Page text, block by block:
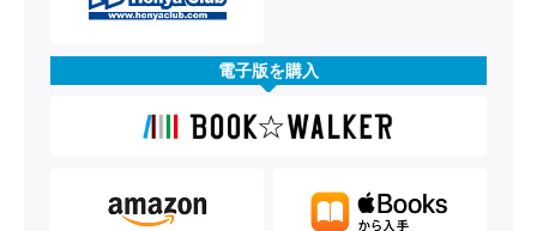
電子版を購入